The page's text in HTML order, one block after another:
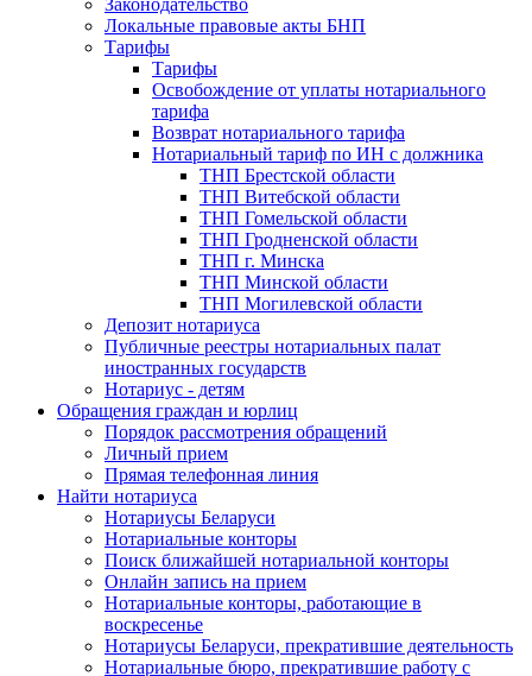
Законодательство
Локальные правовые акты БНП
Тарифы
Тарифы
Освобождение от уплаты нотариального
тарифа
Возврат нотариального тарифа
Нотариальный тариф по ИН с должника
ТНП Брестской области
ТНП Витебской области
ТНП Гомельской области
ТНП Гродненской области
ТНП г. Минска
ТНП Минской области
ТНП Могилевской области
Депозит нотариуса
Публичные реестры нотариальных палат
иностранных государств
Нотариус - детям
Обращения граждан и юрлиц
Порядок рассмотрения обращений
Личный прием
Прямая телефонная линия
Найти нотариуса
Нотариусы Беларуси
Нотариальные конторы
Поиск ближайшей нотариальной конторы
Онлайн запись на прием
Нотариальные конторы, работающие в
воскресенье
Нотариусы Беларуси, прекратившие деятельность
Нотариальные бюро, прекратившие работу с